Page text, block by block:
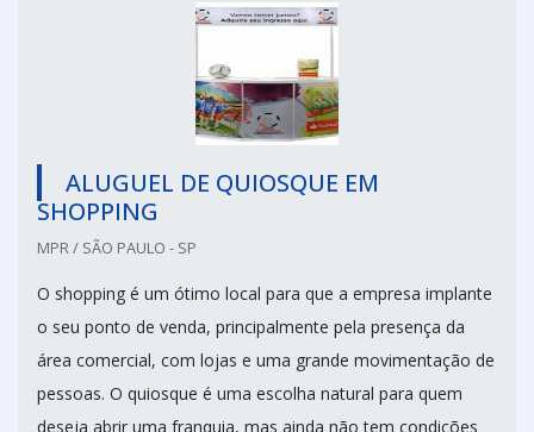
ALUGUEL DE QUIOSQUE EM
SHOPPING
MPR / SÃO PAULO - SP
O shopping é um ótimo local para que a empresa implante
o seu ponto de venda, principalmente pela presença da
área comercial, com lojas e uma grande movimentação de
pessoas. O quiosque é uma escolha natural para quem
deseja abrir uma franquia, mas ainda não tem condições